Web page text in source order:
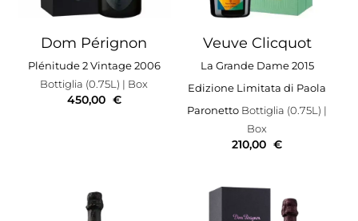
Dom Pérignon
Plénitude 2 Vintage 2006
Bottiglia (0.75L) | Box
450,00 €
Veuve Clicquot
La Grande Dame 2015
Edizione Limitata di Paola
Paronetto Bottiglia (0.75L) |
Box
210,00 €